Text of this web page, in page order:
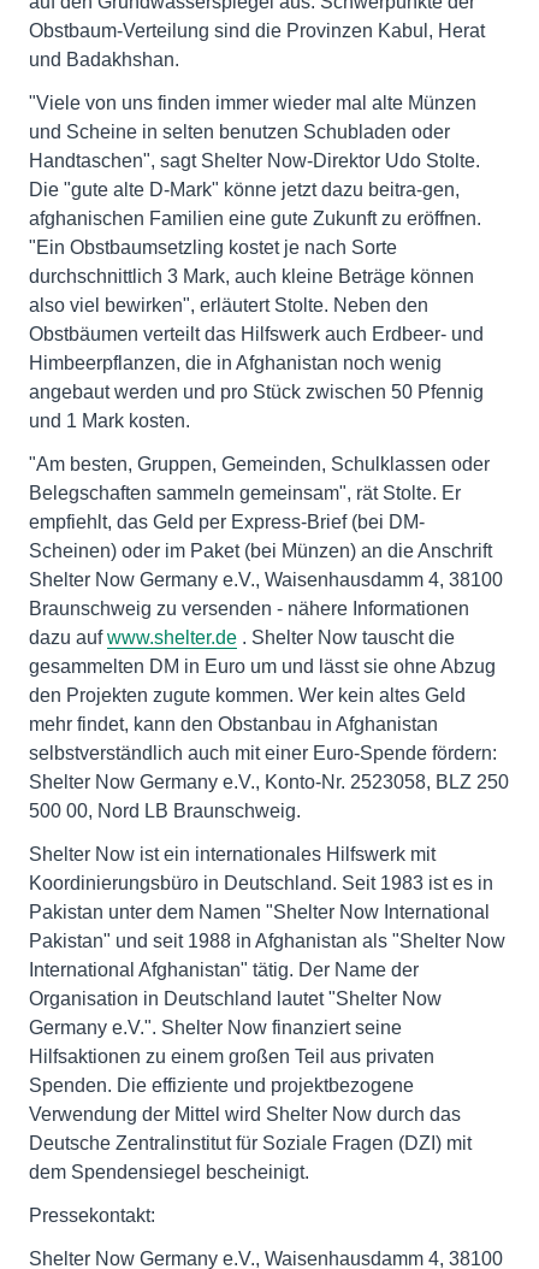
Obstbaum-Verteilung sind die Provinzen Kabul, Herat
und Badakhshan.
"Viele von uns finden immer wieder mal alte Münzen
und Scheine in selten benutzen Schubladen oder
Handtaschen", sagt Shelter Now-Direktor Udo Stolte.
Die "gute alte D-Mark" könne jetzt dazu beitra-gen,
afghanischen Familien eine gute Zukunft zu eröffnen.
"Ein Obstbaumsetzling kostet je nach Sorte
durchschnittlich 3 Mark, auch kleine Beträge können
also viel bewirken", erläutert Stolte. Neben den
Obstbäumen verteilt das Hilfswerk auch Erdbeer- und
Himbeerpflanzen, die in Afghanistan noch wenig
angebaut werden und pro Stück zwischen 50 Pfennig
und 1 Mark kosten.
"Am besten, Gruppen, Gemeinden, Schulklassen oder
Belegschaften sammeln gemeinsam", rät Stolte. Er
empfiehlt, das Geld per Express-Brief (bei DM-
Scheinen) oder im Paket (bei Münzen) an die Anschrift
Shelter Now Germany e.V., Waisenhausdamm 4, 38100
Braunschweig zu versenden - nähere Informationen
dazu aufwww.shelter.de . Shelter Now tauscht die
gesammelten DM in Euro um und lässt sie ohne Abzug
den Projekten zugute kommen. Wer kein altes Geld
mehr findet, kann den Obstanbau in Afghanistan
selbstverständlich auch mit einer Euro-Spende fördern:
Shelter Now Germany e.V., Konto-Nr. 2523058, BLZ 250
500 00, Nord LB Braunschweig.
Shelter Now ist ein internationales Hilfswerk mit
Koordinierungsbüro in Deutschland. Seit 1983 ist es in
Pakistan unter dem Namen "Shelter Now International
Pakistan" und seit 1988 in Afghanistan als "Shelter Now
International Afghanistan" tätig. Der Name der
Organisation in Deutschland lautet "Shelter Now
Germany e.V.". Shelter Now finanziert seine
Hilfsaktionen zu einem großen Teil aus privaten
Spenden. Die effiziente und projektbezogene
Verwendung der Mittel wird Shelter Now durch das
Deutsche Zentralinstitut für Soziale Fragen (DZI) mit
dem Spendensiegel bescheinigt.
Pressekontakt:
Shelter Now Germany e.V., Waisenhausdamm 4, 38100